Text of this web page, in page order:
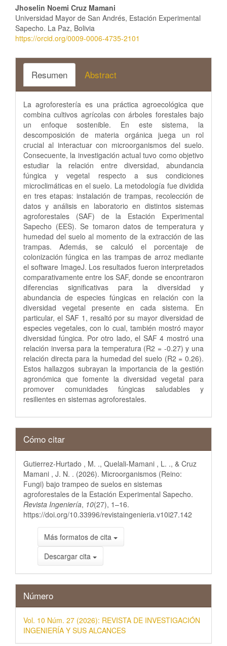
Jhoselin Noemi Cruz Mamani
Universidad Mayor de San Andrés, Estación Experimental
Sapecho. La Paz, Bolivia
https://orcid.org/0009-0006-4735-2101
Resumen Abstract
La agroforestería es una práctica agroecológica que
combina cultivos agrícolas con árboles forestales bajo
un enfoque sostenible. En este sistema, la
descomposición de materia orgánica juega un rol
crucial al interactuar con microorganismos del suelo.
Consecuente, la investigación actual tuvo como objetivo
estudiar la relación entre diversidad, abundancia
fúngica y vegetal respecto a sus condiciones
microclimáticas en el suelo. La metodología fue dividida
en tres etapas: instalación de trampas, recolección de
datos y análisis en laboratorio en distintos sistemas
agroforestales (SAF) de la Estación Experimental
Sapecho (EES). Se tomaron datos de temperatura y
humedad del suelo al momento de la extracción de las
trampas. Además, se calculó el porcentaje de
colonización fúngica en las trampas de arroz mediante
el software ImageJ. Los resultados fueron interpretados
comparativamente entre los SAF, donde se encontraron
diferencias significativas para la diversidad y
abundancia de especies fúngicas en relación con la
diversidad vegetal presente en cada sistema. En
particular, el SAF 1, resaltó por su mayor diversidad de
especies vegetales, con lo cual, también mostró mayor
diversidad fúngica. Por otro lado, el SAF 4 mostró una
relación inversa para la temperatura (R2 = -0.27) y una
relación directa para la humedad del suelo (R2 = 0.26).
Estos hallazgos subrayan la importancia de la gestión
agronómica que fomente la diversidad vegetal para
promover comunidades fúngicas saludables y
resilientes en sistemas agroforestales.
Detalles
del
artículo
Cómo citar
Gutierrez-Hurtado , M. ., Quelali-Mamani , L. ., & Cruz
Mamani , J. N. . (2026). Microorganismos (Reino:
Fungi) bajo trampeo de suelos en sistemas
agroforestales de la Estación Experimental Sapecho.
Revista Ingeniería, 10(27), 1–16.
https://doi.org/10.33996/revistaingenieria.v10i27.142
Más formatos de cita
Descargar cita
Número
Vol. 10 Núm. 27 (2026): REVISTA DE INVESTIGACIÓN
INGENIERÍA Y SUS ALCANCES